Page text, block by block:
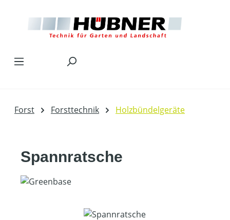
Forst Forsttechnik Holzbündelgeräte
Spannratsche
Bildergalerie überspringen